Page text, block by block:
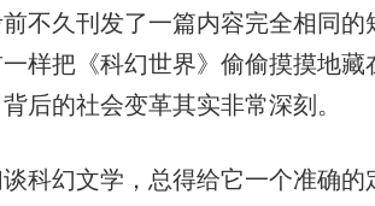
不久刊发了一篇内容完全相同
一样把《科幻世界》偷偷摸摸地
后的社会变革其实非常深刻。
科幻文学，总得给它一个准确